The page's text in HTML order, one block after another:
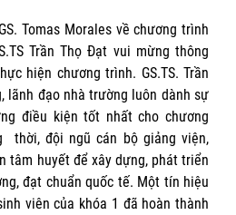
Tomas Morales về chương trình
Trần Thọ Đạt vui mừng thông
hiện chương trình. GS.TS. Trần
lãnh đạo nhà trường luôn dành sự
điều kiện tốt nhất cho chương
thời, đội ngũ cán bộ giảng viện,
tâm huyết để xây dựng, phát triển
đạt chuẩn quốc tế. Một tín hiệu
viên của khóa 1 đã hoàn thành